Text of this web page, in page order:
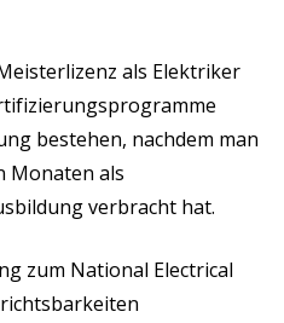
als Elektriker
bestehen, nachdem man
Monaten als
verbracht hat.
zum National Electrical